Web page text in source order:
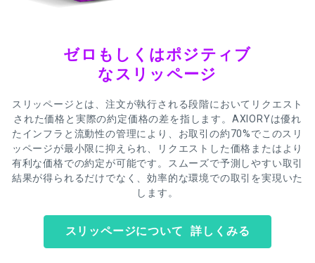
ゼロもしくはポジティブ
なスリッページ
スリッページとは、注文が執行される段階においてリクエスト
された価格と実際の約定価格の差を指します。AXIORYは優れ
たインフラと流動性の管理により、お取引の約70%でこのスリ
ッページが最小限に抑えられ、リクエストした価格またはより
有利な価格での約定が可能です。スムーズで予測しやすい取引
結果が得られるだけでなく、効率的な環境での取引を実現いた
します。
スリッページについて 詳しくみる